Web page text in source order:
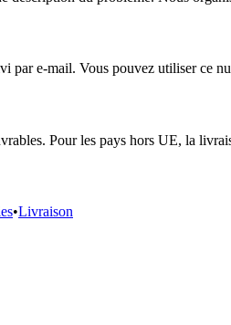
par e-mail. Vous pouvez utiliser ce
Pour les pays hors UE, la
•Livraison